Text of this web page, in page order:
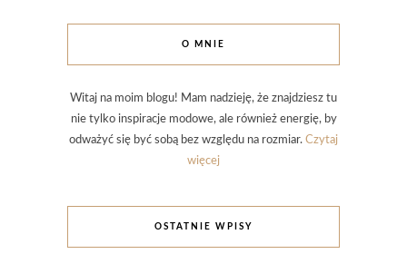
O MNIE
Witaj na moim blogu! Mam nadzieję, że znajdziesz tu
nie tylko inspiracje modowe, ale również energię, by
odważyć się być sobą bez względu na rozmiar. Czytaj
więcej
OSTATNIE WPISY